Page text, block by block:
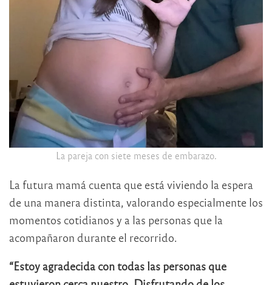
La pareja con siete meses de embarazo.
La futura mamá cuenta que está viviendo la espera
de una manera distinta, valorando especialmente los
momentos cotidianos y a las personas que la
acompañaron durante el recorrido.
“Estoy agradecida con todas las personas que